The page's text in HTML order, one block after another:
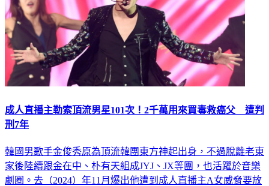
成人直播主勒索頂流男星101次！2千萬用來買毒救癌父 遭判
刑7年
韓國男歌手金俊秀原為頂流韓團東方神起出身，不過脫離老東
家後陸續跟金在中、朴有天組成JYJ、JX等團，也活躍於音樂
劇圈。去（2024）年11月爆出他遭到成人直播主A女威脅要放